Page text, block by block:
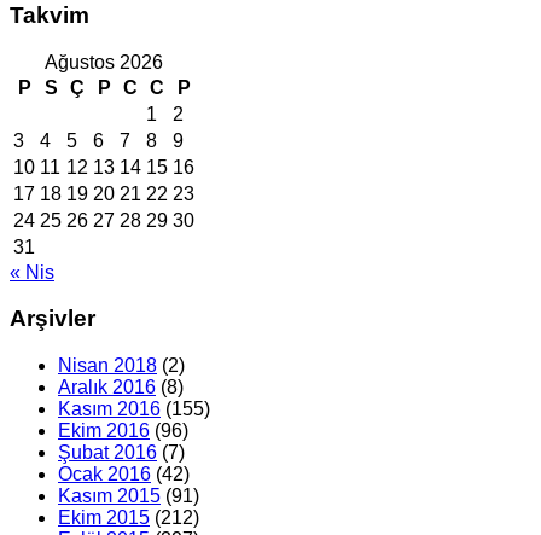
Takvim
Ağustos 2026
P
S Ç P C C
P
1
2
3
4 5 6 7 8
9
10 11 12 13 14 15 16
17 18 19 20 21 22 23
24 25 26 27 28 29 30
31
« Nis
Arşivler
Nisan 2018 (2)
Aralık 2016 (8)
Kasım 2016 (155)
Ekim 2016 (96)
Şubat 2016 (7)
Ocak 2016 (42)
Kasım 2015 (91)
Ekim 2015 (212)